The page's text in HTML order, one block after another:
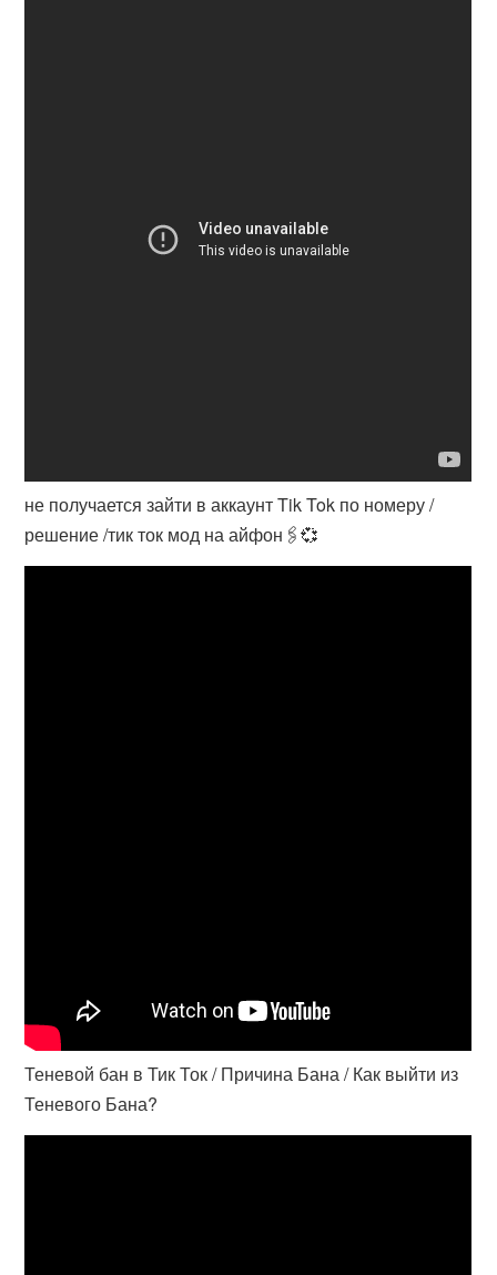
не получается зайти в аккаунт Tik Tok по номеру /
решение /тик ток мод на айфон🖇️💞
Теневой бан в Тик Ток / Причина Бана / Как выйти из
Теневого Бана?